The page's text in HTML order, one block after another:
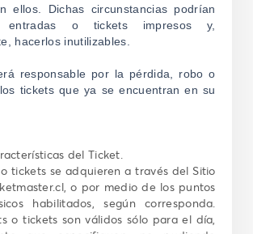
ellos. Dichas circunstancias podrían
o tickets impresos y,
hacerlos inutilizables.
responsable por la pérdida, robo o
tickets que ya se encuentran en su
del Ticket.
tickets se adquieren a través del Sitio
o por medio de los puntos
habilitados, según corresponda.
o tickets son válidos sólo para el día,